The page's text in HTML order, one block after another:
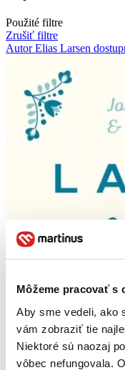
Môžeme pracovať s
Aby sme vedeli, ako
vám zobraziť tie
Niektoré sú naozaj
vôbec nefungovala.
Použité filtre
Zrušiť filtre
Autor Elias Larsen